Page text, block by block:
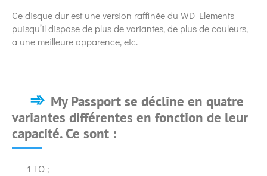
Ce disque dur est une version raffinée du WD Elements
puisqu’il dispose de plus de variantes, de plus de couleurs,
a une meilleure apparence, etc.
My Passport se décline en quatre
variantes différentes en fonction de leur
capacité. Ce sont :
1 TO ;